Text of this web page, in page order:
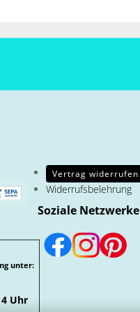
unter:
Uhr
Vertrag widerrufen
Widerrufsbelehrung
Soziale Netzwerke